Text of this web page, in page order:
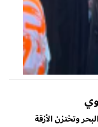
وتختزن الأزقة